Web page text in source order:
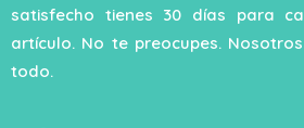
satisfecho tienes 30 días para
artículo. No te preocupes.
todo.